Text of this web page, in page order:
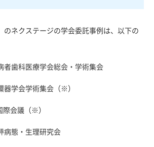
のネクステージの学会委託事例は、以下の
者歯科医療学会総会・学術集会
器学会学術集会（※）
会議（※）
病態・生理研究会